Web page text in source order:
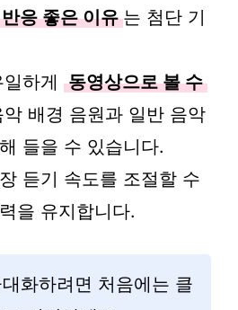
응 좋은 이유 는 첨단 기
하게 동영상으로 볼 수
배경 음원과 일반 음악
들을 수 있습니다.
듣기 속도를 조절할 수
을 유지합니다.
화하려면 처음에는 클